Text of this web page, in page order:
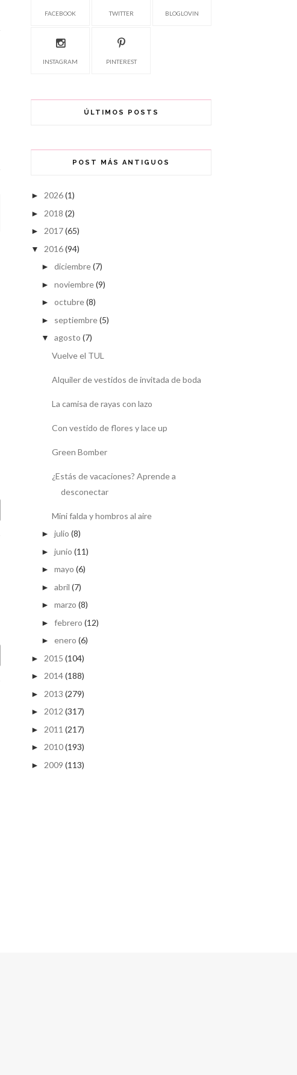
FACEBOOK TWITTER BLOGLOVIN
INSTAGRAM PINTEREST
ÚLTIMOS POSTS
POST MÁS ANTIGUOS
► 2026(1)
► 2018 (2)
► 2017(65)
▼ 2016(94)
► diciembre(7)
► noviembre(9)
► octubre(8)
► septiembre(5)
▼ agosto (7)
Vuelve el TUL
Alquiler de vestidos de invitada de boda
La camisa de rayas con lazo
Con vestido de flores y lace up
Green Bomber
¿Estás de vacaciones? Aprende a
desconectar
Mini falda y hombros al aire
► julio (8)
► junio (11)
► mayo (6)
► abril (7)
► marzo (8)
► febrero (12)
► enero (6)
► 2015 (104)
► 2014(188)
► 2013 (279)
► 2012 (317)
► 2011 (217)
► 2010(193)
► 2009 (113)